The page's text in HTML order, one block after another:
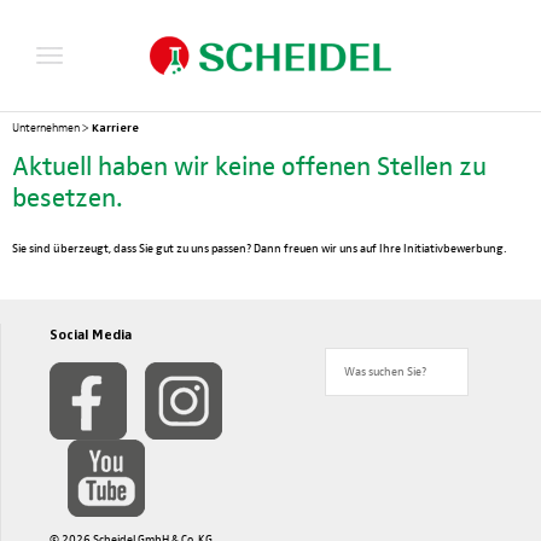
Unternehmen > Karriere
Aktuell haben wir keine offenen Stellen zu
besetzen.
Sie sind überzeugt, dass Sie gut zu uns passen? Dann freuen wir uns auf Ihre Initiativbewerbung.
Social Media